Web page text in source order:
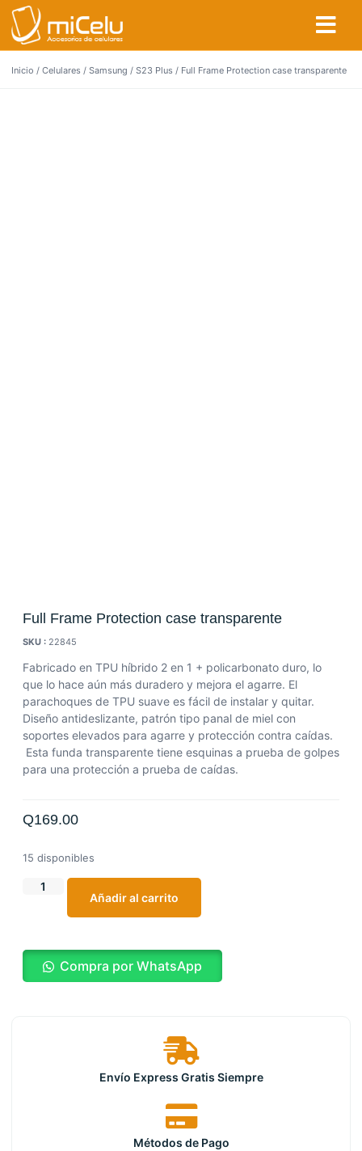
Inicio / Celulares / Samsung / S23 Plus / Full Frame Protection case transparente
Full Frame Protection case transparente
SKU : 22845
Fabricado en TPU híbrido 2 en 1 + policarbonato duro, lo
que lo hace aún más duradero y mejora el agarre. El
parachoques de TPU suave es fácil de instalar y quitar.
Diseño antideslizante, patrón tipo panal de miel con
soportes elevados para agarre y protección contra caídas.
Esta funda transparente tiene esquinas a prueba de golpes
para una protección a prueba de caídas.
Q169.00
15 disponibles
Añadir al carrito
Compra por WhatsApp
Envío Express Gratis Siempre
Métodos de Pago